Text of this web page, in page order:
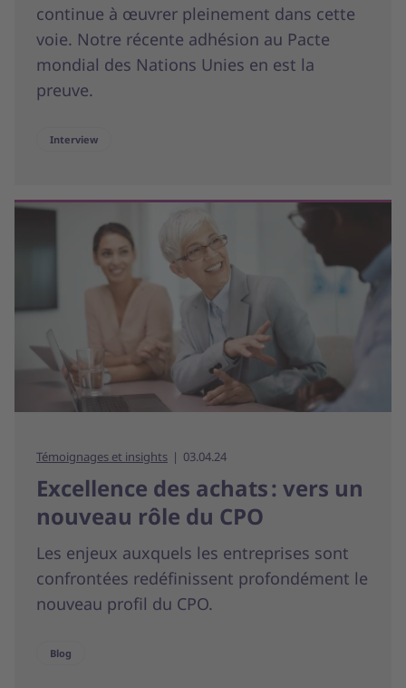
continue à œuvrer pleinement dans cette
voie. Notre récente adhésion au Pacte
mondial des Nations Unies en est la
preuve.
Interview
Témoignages et insights 03.04.24
Excellence des achats : vers un
nouveau rôle du CPO
Les enjeux auxquels les entreprises sont
confrontées redéfinissent profondément le
nouveau profil du CPO.
Blog